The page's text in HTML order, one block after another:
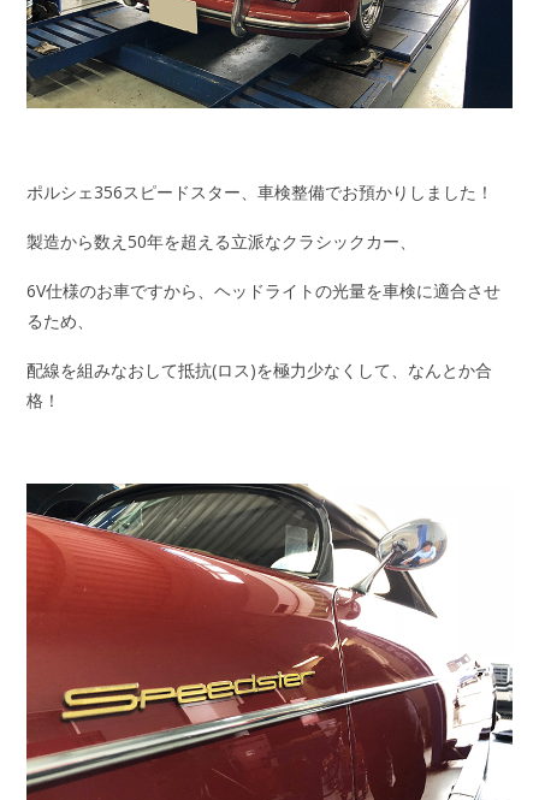
ポルシェ356スピードスター、車検整備でお預かりしました！
製造から数え50年を超える立派なクラシックカー、
6V仕様のお車ですから、ヘッドライトの光量を車検に適合させ
るため、
配線を組みなおして抵抗(ロス)を極力少なくして、なんとか合
格！